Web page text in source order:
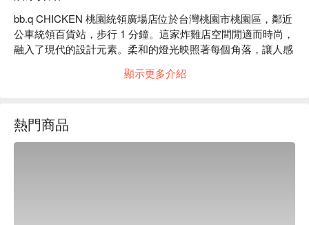
bb.q CHICKEN 桃園統領廣場店位於台灣桃園市桃園區，鄰近
公車統領百貨站，步行 1 分鐘。這家炸雞店空間閒適而時尚，
融入了現代的設計元素。柔和的燈光映照著每個角落，讓人感
映，營造出一種輕鬆又不失品味的用餐環境，令人不由自主地
在這樣的氛圍中，蜂蜜蒜味炸雞、韓式甘醬炸雞和去骨半半炸
雞成為了提升聚會或用餐體驗的完美催化劑。這些招牌菜品不
顯示更多介紹
熱門商品